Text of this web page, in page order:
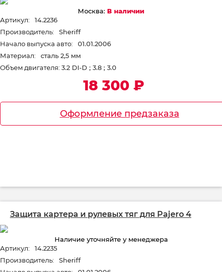
Москва: В наличии
Артикул:
14.2236
Производитель:
Sheriff
Начало выпуска авто:
01.01.2006
Материал:
сталь 2,5 мм
Объем двигателя: 3.2 DI-D ; 3.8 ; 3.0
18 300 ₽
Оформление предзаказа
Защита картера и рулевых тяг для Pajero 4
Наличие уточняйте у менеджера
Артикул:
14.2235
Производитель:
Sheriff